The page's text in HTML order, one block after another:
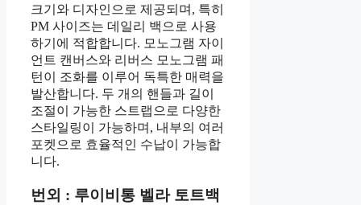
크기와 디자인으로 제공되며, 특히
PM 사이즈는 데일리 백으로 사용
하기에 적합합니다. 모노그램 자이
언트 캔버스와 리버스 모노그램 패
턴이 조화를 이루어 독특한 매력을
발산합니다. 두 개의 핸들과 길이
조절이 가능한 스트랩으로 다양한
스타일링이 가능하며, 내부의 여러
포켓으로 효율적인 수납이 가능합
니다.
번외 : 루이비통 벨라 토트백